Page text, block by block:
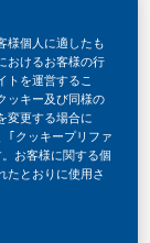
品
様個人に適したも
おけるお客様の行
トを運営するこ
ッキー及び同様の
変更する場合に
｢クッキープリファ
お客様に関する個
たとおりに使用さ